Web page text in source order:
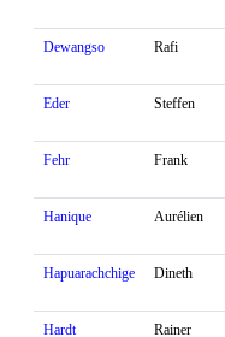
Dewangso Rafi
Eder Steffen
Fehr Frank
Hanique Aurélien
Hapuarachchige Dineth
Hardt Rainer